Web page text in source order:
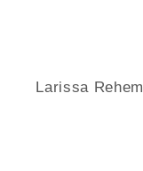
Larissa Rehem